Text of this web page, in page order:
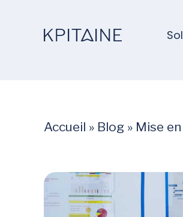
Accueil » Blog » Mise